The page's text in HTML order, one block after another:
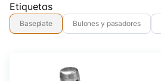
Etiquetas
Baseplate Bulones y pasadores